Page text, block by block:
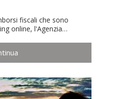
fiscali che sono
online, l'Agenzia…